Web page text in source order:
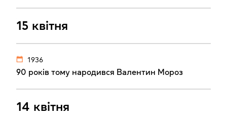
15 квітня
1936
90 років тому народився Валентин Мороз
14 квітня